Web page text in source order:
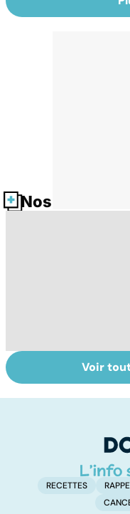
Nos fiches
Tout savoir sur
les virus
Voir
RECETTES